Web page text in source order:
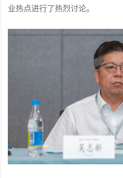
业热点进行了热烈讨论。